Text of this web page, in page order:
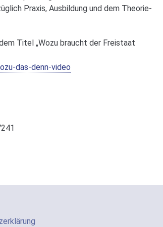
Praxis, Ausbildung und dem Theorie-
Titel „Wozu braucht der Freistaat
das-denn-video